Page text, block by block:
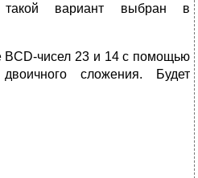
такой вариант выбран в
BCD-чисел 23 и 14 с помощью
сложения. Будет